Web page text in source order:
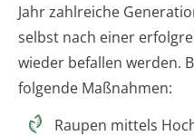
Jahr zahlreiche
selbst nach einer
wieder befallen werden.
folgende Maßnahmen:
Raupen mittels